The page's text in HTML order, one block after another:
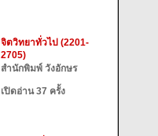
จิตวิทยาทั่วไป (2201-
2705)
สำนักพิมพ์ วังอักษร
เปิดอ่าน 37 ครั้ง